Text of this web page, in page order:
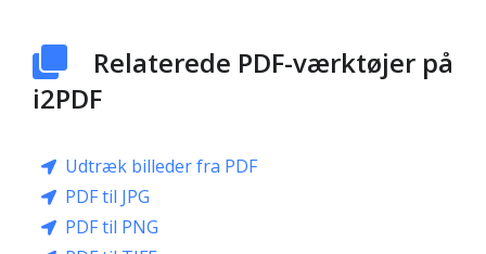
Relaterede PDF-værktøjer på
i2PDF
Udtræk billeder fra PDF
PDF til JPG
PDF til PNG